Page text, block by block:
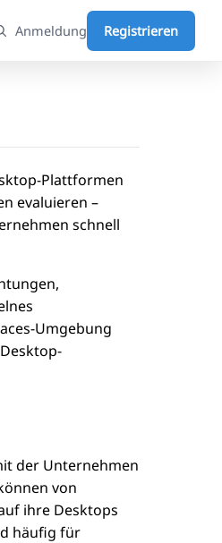
Anmeldung Registrieren
Plattformen
evaluieren –
schnell
Umgebung
der Unternehmen
von
ihre Desktops
häufig für